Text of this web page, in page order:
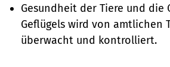
Gesundheit der Tiere und die
Geflügels wird von amtlichen
überwacht und kontrolliert.